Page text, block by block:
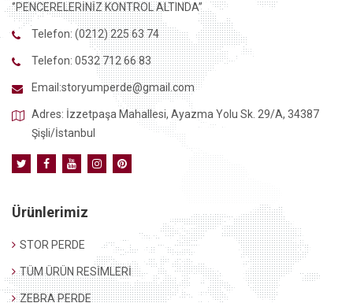
‘’PENCERELERİNİZ KONTROL ALTINDA’’
Telefon: (0212) 225 63 74
Telefon: 0532 712 66 83
Email:storyumperde@gmail.com
Adres: İzzetpaşa Mahallesi, Ayazma Yolu Sk. 29/A, 34387
Şişli/İstanbul
Ürünlerimiz
STOR PERDE
TÜM ÜRÜN RESİMLERİ
ZEBRA PERDE